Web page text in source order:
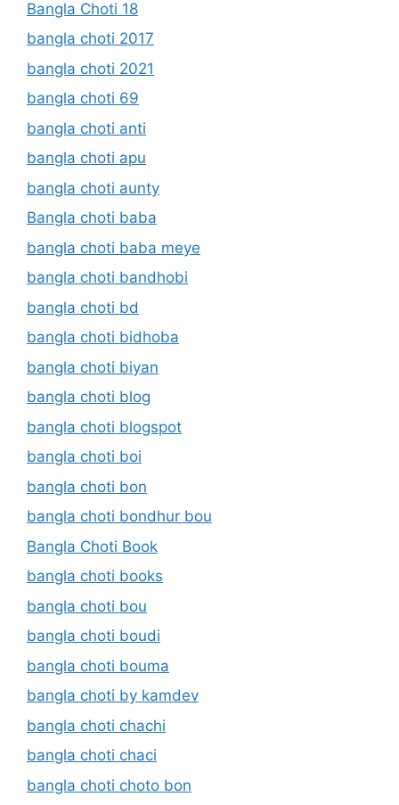
Bangla Choti 18
bangla choti 2017
bangla choti 2021
bangla choti 69
bangla choti anti
bangla choti apu
bangla choti aunty
Bangla choti baba
bangla choti baba meye
bangla choti bandhobi
bangla choti bd
bangla choti bidhoba
bangla choti biyan
bangla choti blog
bangla choti blogspot
bangla choti boi
bangla choti bon
bangla choti bondhur bou
Bangla Choti Book
bangla choti books
bangla choti bou
bangla choti boudi
bangla choti bouma
bangla choti by kamdev
bangla choti chachi
bangla choti chaci
bangla choti choto bon